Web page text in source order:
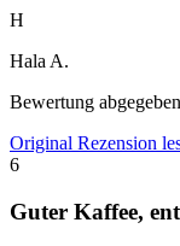
H
Hala A.
Bewertung
Original Rezension
6
Guter Kaffee,